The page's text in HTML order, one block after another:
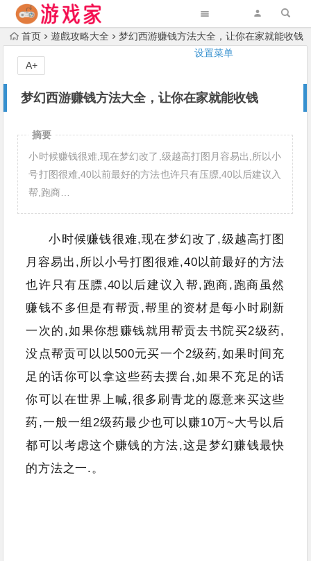
设置菜单
首页 遊戲攻略大全 梦幻西游赚钱方法大全，让你在家就能收钱
梦幻西游赚钱方法大全，让你在家就能收钱
A+
摘要
小时候赚钱很难,现在梦幻改了,级越高打图月容易出,所以小
号打图很难,40以前最好的方法也许只有压膘,40以后建议入
帮,跑商…
小时候赚钱很难,现在梦幻改了,级越高打图
月容易出,所以小号打图很难,40以前最好的方法
也许只有压膘,40以后建议入帮,跑商,跑商虽然
赚钱不多但是有帮贡,帮里的资材是每小时刷新
一次的,如果你想赚钱就用帮贡去书院买2级药,
没点帮贡可以以500元买一个2级药,如果时间充
足的话你可以拿这些药去摆台,如果不充足的话
你可以在世界上喊,很多刷青龙的愿意来买这些
药,一般一组2级药最少也可以赚10万~大号以后
都可以考虑这个赚钱的方法,这是梦幻赚钱最快
的方法之一.。